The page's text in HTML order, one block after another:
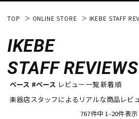
エレキギター
ベース
TOP ONLINE STORE IKEBE STAFF
IKEBE
STAFF REVIEWS
ベース #ベース レビュー一覧 新着順
楽器店スタッフによるリアルな商品レビュ
767件中 1-20件表示